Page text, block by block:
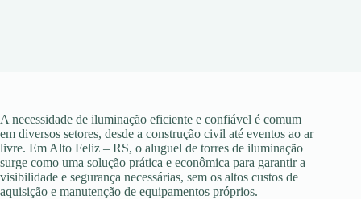
A necessidade de iluminação eficiente e confiável é comum
em diversos setores, desde a construção civil até eventos ao ar
livre. Em Alto Feliz – RS, o aluguel de torres de iluminação
surge como uma solução prática e econômica para garantir a
visibilidade e segurança necessárias, sem os altos custos de
aquisição e manutenção de equipamentos próprios.